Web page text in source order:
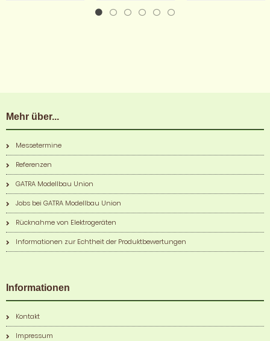
Mehr über...
Messetermine
Referenzen
GATRA Modellbau Union
Jobs bei GATRA Modellbau Union
Rücknahme von Elektrogeräten
Informationen zur Echtheit der Produktbewertungen
Informationen
Kontakt
Impressum